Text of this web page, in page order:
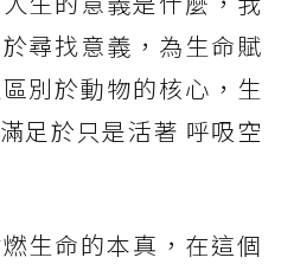
尋找意義，為生命賦
別於動物的核心，生
足於只是活著 呼吸空
生命的本真，在這個